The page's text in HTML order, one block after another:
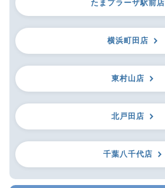
たまプラーザ駅前店
横浜町田店
東村山店
北戸田店
千葉八千代店